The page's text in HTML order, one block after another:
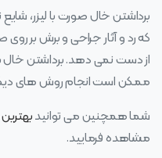
برداشتن خال صورت با لیزر،
که رد و آثار جراحی و برش بر
از دست نمی‌ دهد. برداشتن خال
ممکن است انجام روش‌ های
شما همچنین می توانید
مشاهده فرمایید.